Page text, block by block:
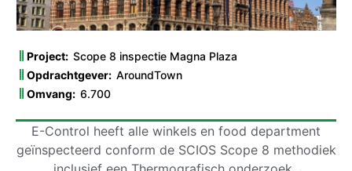
Project: Scope 8 inspectie Magna Plaza
Opdrachtgever: AroundTown
Omvang: 6.700
E-Control heeft alle winkels en food department
geïnspecteerd conform de SCIOS Scope 8 methodiek